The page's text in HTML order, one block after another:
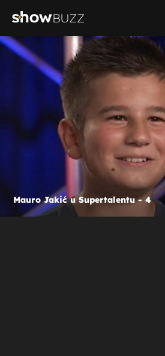
Mauro Jakić u Supertalentu - 4